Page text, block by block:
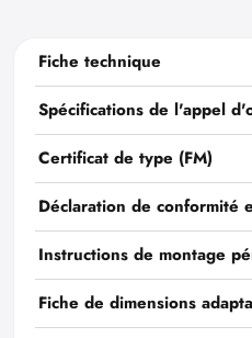
Fiche technique
Spécifications de l'appel
Certificat de type (FM)
Déclaration de conformité
Instructions de montage
Fiche de dimensions